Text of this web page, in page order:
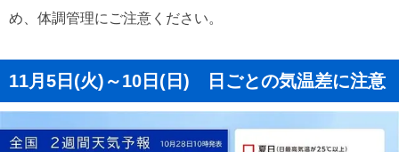
め、体調管理にご注意ください。
11月5日(火)～10日(日) 日ごとの気温差に注意